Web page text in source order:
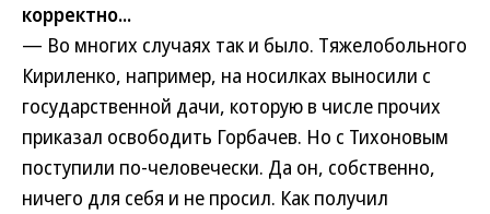
корректно...
— Во многих случаях так и было. Тяжелобольного
Кириленко, например, на носилках выносили с
государственной дачи, которую в числе прочих
приказал освободить Горбачев. Но с Тихоновым
поступили по-человечески. Да он, собственно,
ничего для себя и не просил. Как получил